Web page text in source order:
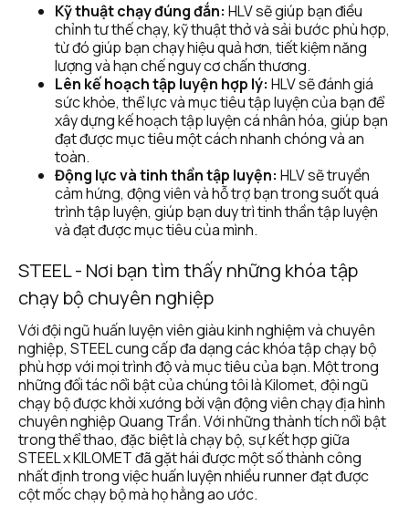
Kỹ thuật chạy đúng đắn: HLV sẽ giúp bạn điều
chỉnh tư thế chạy, kỹ thuật thở và sải bước phù hợp,
từ đó giúp bạn chạy hiệu quả hơn, tiết kiệm năng
lượng và hạn chế nguy cơ chấn thương.
Lên kế hoạch tập luyện hợp lý: HLV sẽ đánh giá
sức khỏe, thể lực và mục tiêu tập luyện của bạn để
xây dựng kế hoạch tập luyện cá nhân hóa, giúp bạn
đạt được mục tiêu một cách nhanh chóng và an
toàn.
Động lực và tinh thần tập luyện: HLV sẽ truyền
cảm hứng, động viên và hỗ trợ bạn trong suốt quá
trình tập luyện, giúp bạn duy trì tinh thần tập luyện
và đạt được mục tiêu của mình.
STEEL - Nơi bạn tìm thấy những khóa tập
chạy bộ chuyên nghiệp
Với đội ngũ huấn luyện viên giàu kinh nghiệm và chuyên
nghiệp, STEEL cung cấp đa dạng các khóa tập chạy bộ
phù hợp với mọi trình độ và mục tiêu của bạn. Một trong
những đối tác nổi bật của chúng tôi là Kilomet, đội ngũ
chạy bộ được khởi xướng bởi vận động viên chạy địa hình
chuyên nghiệp Quang Trần. Với những thành tích nổi bật
trong thể thao, đặc biệt là chạy bộ, sự kết hợp giữa
STEEL x KILOMET đã gặt hái được một số thành công
nhất định trong việc huấn luyện nhiều runner đạt được
cột mốc chạy bộ mà họ hằng ao ước.